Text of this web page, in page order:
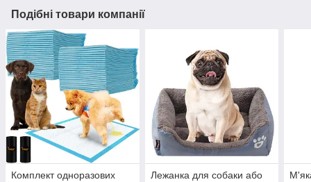
Подібні товари компанії
Комплект одноразових
Лежанка для собаки або